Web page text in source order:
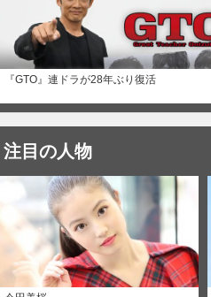
『GTO』連ドラが28年ぶり復活
注目の人物